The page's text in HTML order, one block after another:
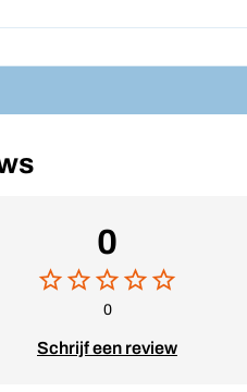
0
0
Schrijf een review